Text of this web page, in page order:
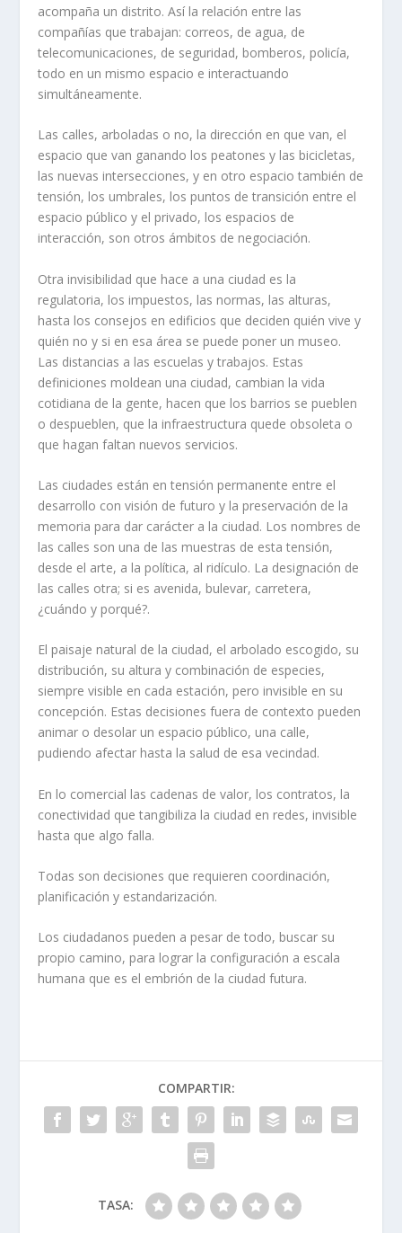
acompaña un distrito. Así la relación entre las
compañías que trabajan: correos, de agua, de
telecomunicaciones, de seguridad, bomberos, policía,
todo en un mismo espacio e interactuando
simultáneamente.
Las calles, arboladas o no, la dirección en que van, el
espacio que van ganando los peatones y las bicicletas,
las nuevas intersecciones, y en otro espacio también de
tensión, los umbrales, los puntos de transición entre el
espacio público y el privado, los espacios de
interacción, son otros ámbitos de negociación.
Otra invisibilidad que hace a una ciudad es la
regulatoria, los impuestos, las normas, las alturas,
hasta los consejos en edificios que deciden quién vive y
quién no y si en esa área se puede poner un museo.
Las distancias a las escuelas y trabajos. Estas
definiciones moldean una ciudad, cambian la vida
cotidiana de la gente, hacen que los barrios se pueblen
o despueblen, que la infraestructura quede obsoleta o
que hagan faltan nuevos servicios.
Las ciudades están en tensión permanente entre el
desarrollo con visión de futuro y la preservación de la
memoria para dar carácter a la ciudad. Los nombres de
las calles son una de las muestras de esta tensión,
desde el arte, a la política, al ridículo. La designación de
las calles otra; si es avenida, bulevar, carretera,
¿cuándo y porqué?.
El paisaje natural de la ciudad, el arbolado escogido, su
distribución, su altura y combinación de especies,
siempre visible en cada estación, pero invisible en su
concepción. Estas decisiones fuera de contexto pueden
animar o desolar un espacio público, una calle,
pudiendo afectar hasta la salud de esa vecindad.
En lo comercial las cadenas de valor, los contratos, la
conectividad que tangibiliza la ciudad en redes, invisible
hasta que algo falla.
Todas son decisiones que requieren coordinación,
planificación y estandarización.
Los ciudadanos pueden a pesar de todo, buscar su
propio camino, para lograr la configuración a escala
humana que es el embrión de la ciudad futura.
COMPARTIR:
TASA: